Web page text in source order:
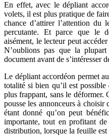
En effet, avec le dépliant
volets, il est plus pratique de
chance d’attirer l’attention du
percutante. Et parce que le
aisément, le lecteur peut
N’oublions pas que la
document avant de s’intéresser
Le dépliant accordéon permet
totalité si bien qu’il est
plus frappant, sans le déformer.
pousse les annonceurs à choisir
étant donné qu’on peut
importante, tout en profitant
distribution, lorsque la feuille est